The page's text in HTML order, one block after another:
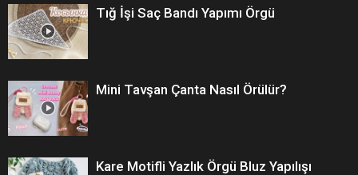
Tığ İşi Saç Bandı Yapımı Örgü
Mini Tavşan Çanta Nasıl Örülür?
Kare Motifli Yazlık Örgü Bluz Yapılışı